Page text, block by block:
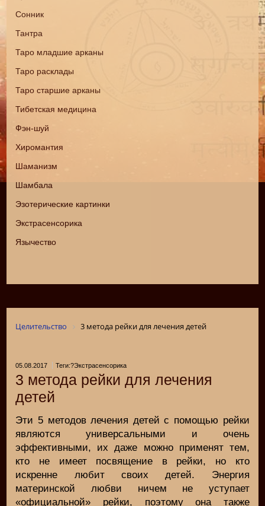
Сонник
Тантра
Таро младшие арканы
Таро расклады
Таро старшие арканы
Тибетская медицина
Фэн-шуй
Хиромантия
Шаманизм
Шамбала
Эзотерические картинки
Экстрасенсорика
Язычество
Целительство 3 метода рейки для лечения детей
05.08.2017 Теги:?Экстрасенсорика
3 метода рейки для лечения
детей
Эти 5 методов лечения детей с помощью рейки
являются универсальными и очень
эффективными, их даже можно применят тем,
кто не имеет посвящение в рейки, но кто
искренне любит своих детей. Энергия
материнской любви ничем не уступает
«официальной» рейки, поэтому она также